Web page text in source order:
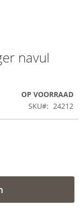
navul
OP VOORRAAD
SKU
24212